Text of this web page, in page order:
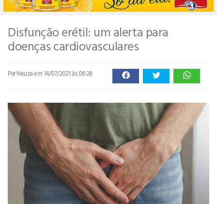
Disfunção erétil: um alerta para
doenças cardiovasculares
Por Neuzaem 14/07/2021 às 08:28